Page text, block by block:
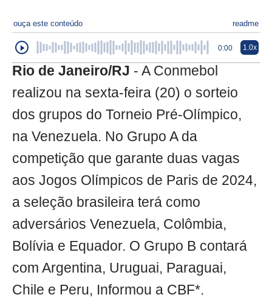
ouça este conteúdo readme
0:00 1.0x
Rio de Janeiro/RJ - A Conmebol
realizou na sexta-feira (20) o sorteio
dos grupos do Torneio Pré-Olímpico,
na Venezuela. No Grupo A da
competição que garante duas vagas
aos Jogos Olímpicos de Paris de 2024,
a seleção brasileira terá como
adversários Venezuela, Colômbia,
Bolívia e Equador. O Grupo B contará
com Argentina, Uruguai, Paraguai,
Chile e Peru, Informou a CBF*.